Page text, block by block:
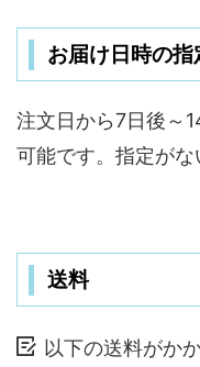
お届け日時の指
注文日から7日後～
可能です。指定がな
送料
以下の送料がか